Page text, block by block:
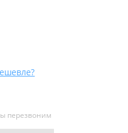
перезвоним